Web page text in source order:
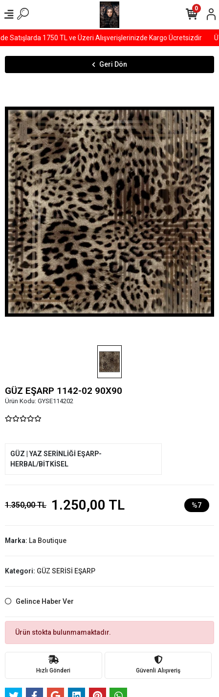
1750 TL ve Üzeri Alışverişlerinizde Kargo Ücretsizdir
0
Geri Dön
GÜZ EŞARP 1142-02 90X90
Ürün Kodu: GYSE114202
GÜZ | YAZ SERİNLİĞİ EŞARP-
HERBAL/BİTKİSEL
1.350,00 TL 1.250,00 TL %7
Marka: La Boutique
Kategori: GÜZ SERİSİ EŞARP
Gelince Haber Ver
Ürün stokta bulunmamaktadır.
Hızlı Gönderi Güvenli Alışveriş